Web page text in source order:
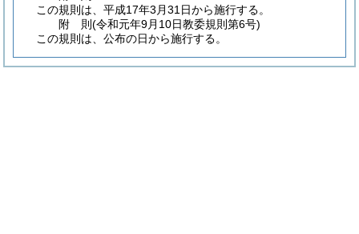
この規則は、平成17年3月31日から施行する。
附 則(令和元年9月10日教委規則第6号)
この規則は、公布の日から施行する。